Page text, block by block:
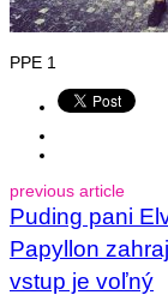
PPE 1
previous article
Puding pani
Papyllon
vstup je voľný